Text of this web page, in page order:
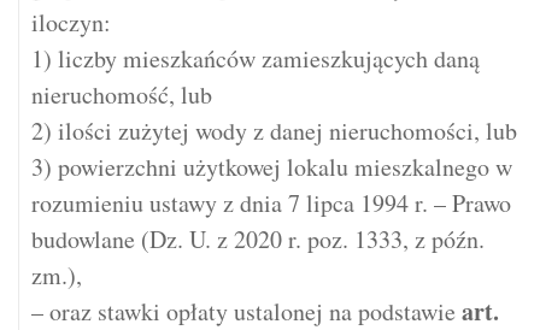
iloczyn:
1) liczby mieszkańców zamieszkujących daną
nieruchomość, lub
2) ilości zużytej wody z danej nieruchomości, lub
3) powierzchni użytkowej lokalu mieszkalnego w
rozumieniu ustawy z dnia 7 lipca 1994 r. – Prawo
budowlane (Dz. U. z 2020 r. poz. 1333, z późn.
zm.),
– oraz stawki opłaty ustalonej na podstawie art.